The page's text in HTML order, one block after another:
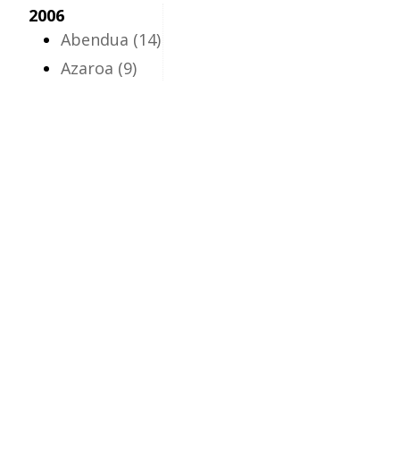
2006
Abendua (14)
Azaroa (9)